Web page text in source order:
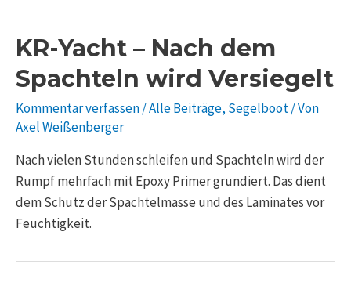
KR-Yacht – Nach dem
Spachteln wird Versiegelt
Kommentar verfassen/Alle Beiträge, Segelboot/ Von
Axel Weißenberger
Nach vielen Stunden schleifen und Spachteln wird der
Rumpf mehrfach mit Epoxy Primer grundiert. Das dient
dem Schutz der Spachtelmasse und des Laminates vor
Feuchtigkeit.